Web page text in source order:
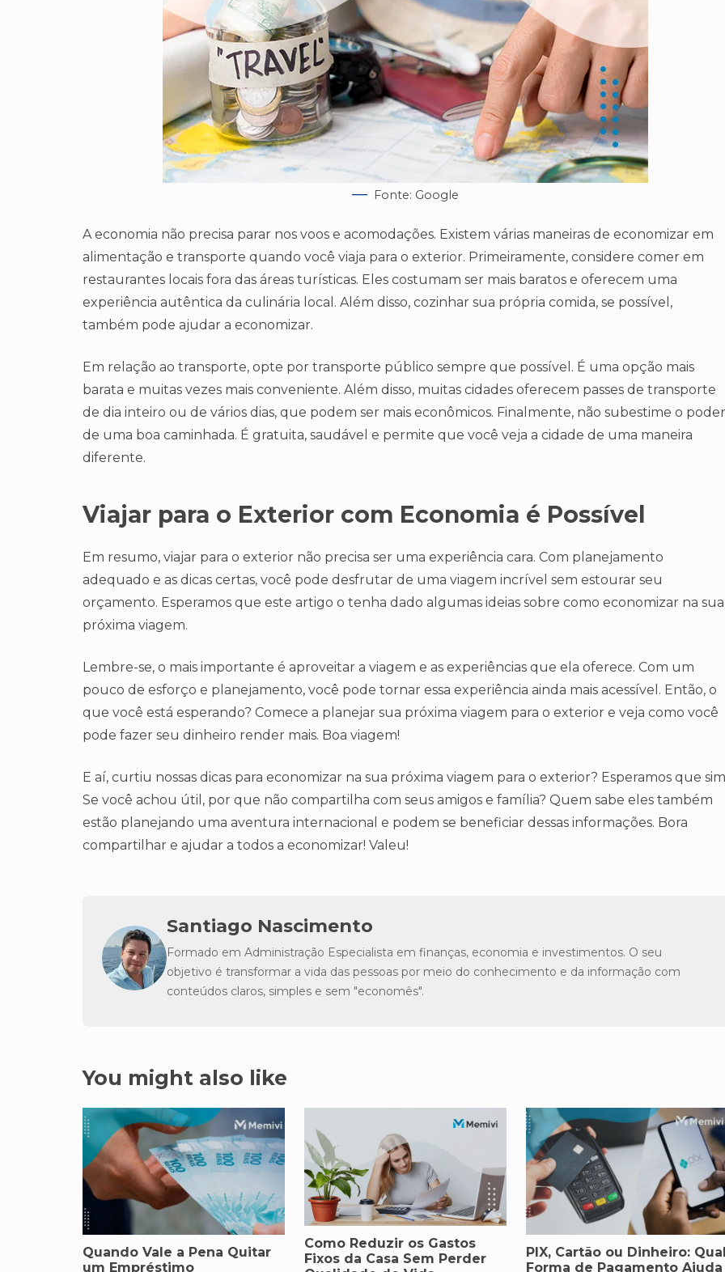
Fonte: Google
A economia não precisa parar nos voos e acomodações. Existem várias maneiras de economizar em
alimentação e transporte quando você viaja para o exterior. Primeiramente, considere comer em
restaurantes locais fora das áreas turísticas. Eles costumam ser mais baratos e oferecem uma
experiência autêntica da culinária local. Além disso, cozinhar sua própria comida, se possível,
também pode ajudar a economizar.
Em relação ao transporte, opte por transporte público sempre que possível. É uma opção mais
barata e muitas vezes mais conveniente. Além disso, muitas cidades oferecem passes de transporte
de dia inteiro ou de vários dias, que podem ser mais econômicos. Finalmente, não subestime o poder
de uma boa caminhada. É gratuita, saudável e permite que você veja a cidade de uma maneira
diferente.
Viajar para o Exterior com Economia é Possível
Em resumo, viajar para o exterior não precisa ser uma experiência cara. Com planejamento
adequado e as dicas certas, você pode desfrutar de uma viagem incrível sem estourar seu
orçamento. Esperamos que este artigo o tenha dado algumas ideias sobre como economizar na sua
próxima viagem.
Lembre-se, o mais importante é aproveitar a viagem e as experiências que ela oferece. Com um
pouco de esforço e planejamento, você pode tornar essa experiência ainda mais acessível. Então, o
que você está esperando? Comece a planejar sua próxima viagem para o exterior e veja como você
pode fazer seu dinheiro render mais. Boa viagem!
E aí, curtiu nossas dicas para economizar na sua próxima viagem para o exterior? Esperamos que
Se você achou útil, por que não compartilha com seus amigos e família? Quem sabe eles também
estão planejando uma aventura internacional e podem se beneficiar dessas informações. Bora
compartilhar e ajudar a todos a economizar! Valeu!
Santiago Nascimento
Formado em Administração Especialista em finanças, economia e investimentos. O seu
objetivo é transformar a vida das pessoas por meio do conhecimento e da informação com
conteúdos claros, simples e sem "economês".
You might also like
Quando Vale a Pena Quitar
um Empréstimo
Como Reduzir os Gastos
Fixos da Casa Sem Perder
PIX, Cartão ou Dinheiro:
Forma de Pagamento Ajuda